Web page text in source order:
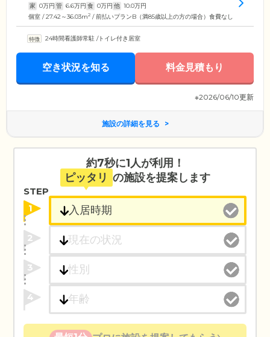
家 0万円 管 6.6万円 食 0万円 他 10.0万円
個室 / 27.42～36.03m2 / 前払いプランB（満85歳以上の方の場合）食費なし
24時間看護師常駐 /トイレ付き居室
空き状況を知る 料金見積もり
※2026/06/10更新
施設の詳細を見る
約7秒に1人が利用！
ピッタリ の施設を提案します
STEP
1
2
3
4